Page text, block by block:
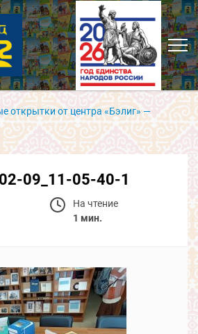
открытки от центра «Бэлиг» —
09_11-05-40-1
На чтение
1 мин.